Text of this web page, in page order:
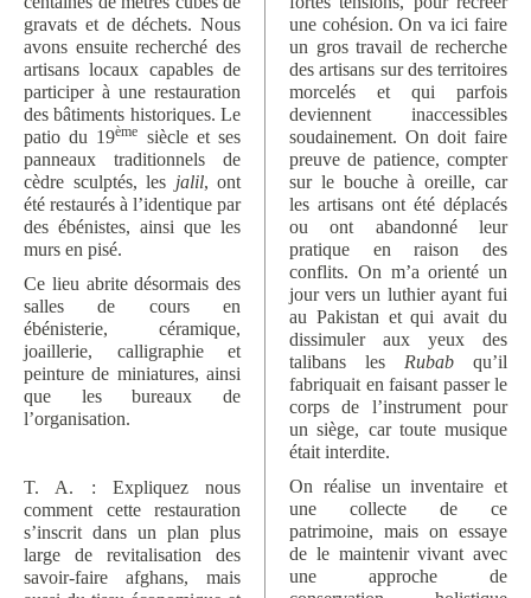
gravats et de déchets. Nous
avons ensuite recherché des
artisans locaux capables de
participer à une restauration
des bâtiments historiques. Le
patio du 19ème siècle et ses
panneaux traditionnels de
cèdre sculptés, les jalil, ont
été restaurés à l’identique par
des ébénistes, ainsi que les
murs en pisé.
Ce lieu abrite désormais des
salles de cours en
ébénisterie, céramique,
joaillerie, calligraphie et
peinture de miniatures, ainsi
que les bureaux de
l’organisation.
T. A. : Expliquez nous
comment cette restauration
s’inscrit dans un plan plus
large de revitalisation des
savoir-faire afghans, mais
une cohésion. On va ici faire
un gros travail de recherche
des artisans sur des territoires
morcelés et qui parfois
deviennent inaccessibles
soudainement. On doit faire
preuve de patience, compter
sur le bouche à oreille, car
les artisans ont été déplacés
ou ont abandonné leur
pratique en raison des
conflits. On m’a orienté un
jour vers un luthier ayant fui
au Pakistan et qui avait du
dissimuler aux yeux des
talibans les Rubab qu’il
fabriquait en faisant passer le
corps de l’instrument pour
un siège, car toute musique
était interdite.
On réalise un inventaire et
une collecte de ce
patrimoine, mais on essaye
de le maintenir vivant avec
une approche de